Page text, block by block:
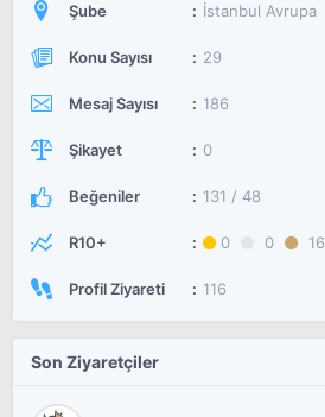
Şube İstanbul Avrupa
Konu Sayısı 29
Mesaj Sayısı 186
Şikayet 0
Beğeniler 131 / 48
R10+ 0 0 16
Profil Ziyareti 116
Son Ziyaretçiler